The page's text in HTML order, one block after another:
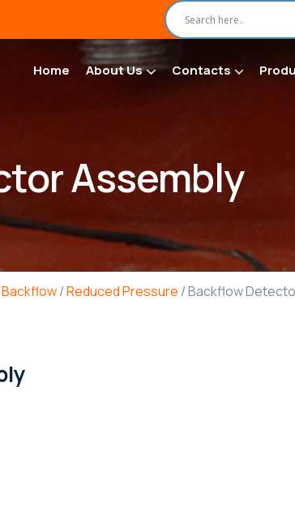
Home About Us Contacts
Assembly
/Reduced Pressure / Backflow